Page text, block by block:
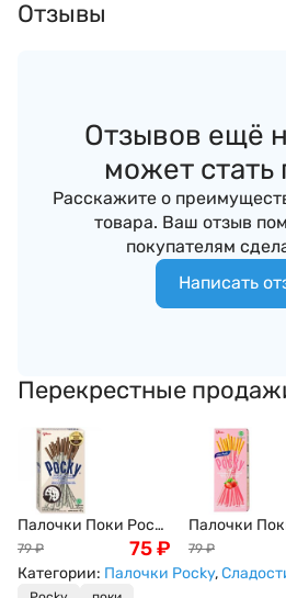
Отзывы
Отзывов ещё
может
Расскажите о
товара. Ваш отзыв
покупателям
Написать
Перекрестные
Палочки Поки Pocky
в шоколаде со
вкусом печенья
OREO, 20/40 г
79 ₽ 75₽
Палочки
мини
Клубника
Таиланд
79 ₽
Категории: Палочки Pocky,